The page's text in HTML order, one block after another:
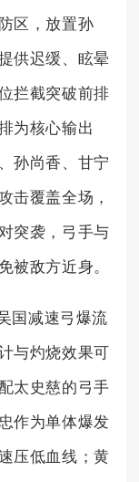
区，放置孙
供迟缓、眩晕
拦截突破前排
为核心输出
孙尚香、甘宁
击覆盖全场，
突袭，弓手与
被敌方近身。
国减速弓爆流
与灼烧效果可
太史慈的弓手
作为单体爆发
压低血线；黄